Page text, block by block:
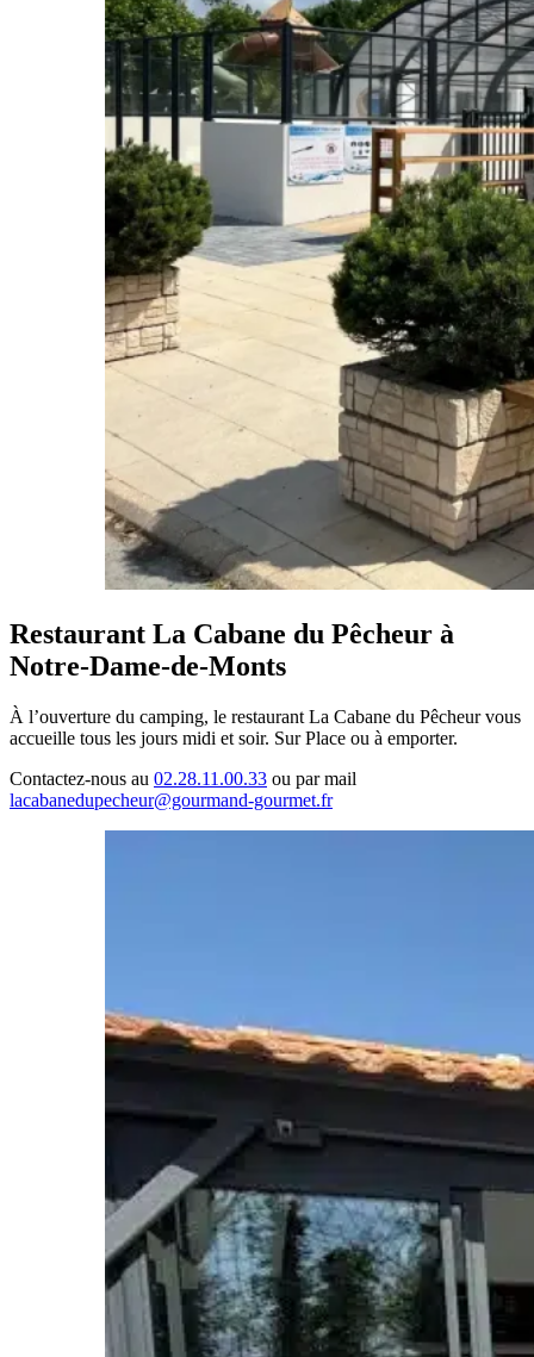
Restaurant La Cabane du Pêcheur à
Notre-Dame-de-Monts
À l’ouverture du camping, le restaurant La Cabane du Pêcheur vous
accueille tous les jours midi et soir. Sur Place ou à emporter.
Contactez-nous au 02.28.11.00.33 ou par mail
lacabanedupecheur@gourmand-gourmet.fr